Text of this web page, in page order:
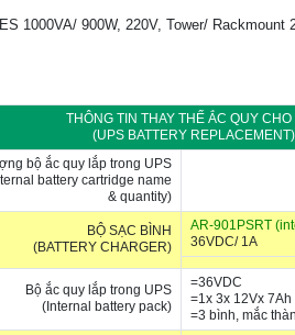
1000VA/ 900W, 220V, Tower/ Rackmount
THÔNG TIN THAY THẾ ẮC QUY CHO
(UPS BATTERY REPLACEMENT)
bộ ắc quy lắp trong UPS
battery cartridge name
& quantity)
BỘ SẠC BÌNH
(BATTERY CHARGER)
AR-901PSRT
36VDC/ 1A
Bộ ắc quy lắp trong UPS
(Internal battery pack)
=36VDC
=1x 3x 12Vx 7Ah
=3 bình, mắc